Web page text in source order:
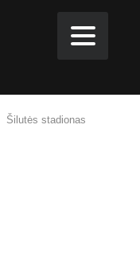
Šilutės stadionas